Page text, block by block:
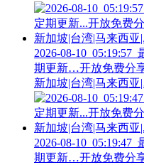
2026-08-
期更新…开放免费分
新加坡|台湾|马来西
2026-08-
期更新…开放免费分